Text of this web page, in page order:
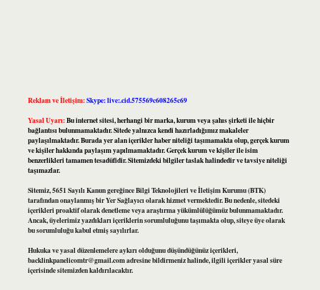
Reklam ve İletişim:Skype: live:.cid.575569c608265c69
Yasal Uyarı:Bu internet sitesi, herhangi bir marka, kurum veya şahıs şirketi ile hiçbir
bağlantısı bulunmamaktadır. Sitede yalnızca kendi hazırladığımız makaleler
paylaşılmaktadır. Burada yer alan içerikler haber niteliği taşımamakta olup, gerçek kurum
ve kişiler hakkında paylaşım yapılmamaktadır. Gerçek kurum ve kişiler ile isim
benzerlikleri tamamen tesadüfidir. Sitemizdeki bilgiler taslak halindedir ve tavsiye niteliği
taşımazlar.
Sitemiz, 5651 Sayılı Kanun gereğince Bilgi Teknolojileri ve İletişim Kurumu (BTK)
tarafından onaylanmış bir Yer Sağlayıcı olarak hizmet vermektedir. Bu nedenle, sitedeki
içerikleri proaktif olarak denetleme veya araştırma yükümlülüğümüz bulunmamaktadır.
Ancak, üyelerimiz yazdıkları içeriklerin sorumluluğunu taşımakta olup, siteye üye olarak
bu sorumluluğu kabul etmiş sayılırlar.
Hukuka ve yasal düzenlemelere aykırı olduğunu düşündüğünüz içerikleri,
backlinkpanelicomtr@gmail.comadresine bildirmeniz halinde, ilgili içerikler yasal süre
içerisinde sitemizden kaldırılacaktır.